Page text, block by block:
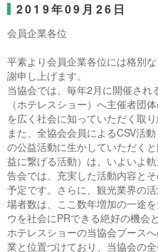
2019年09月26日
会員企業各位
平素より会員企業各位には格別
謝申し上げます。
当協会では、毎年2月に開催され
（ホテレスショー）へ主催者団
を広く社会に知っていただく取り
また、全協会会員によるCSV活
の公益活動に生かしていただく
益に繋げる活動）は、いよいよ軌
告会では、充実した活動内容と
予定です。さらに、観光業界の
場者数は、ここ数年増加の一途
ウを社会にPRできる絶好の機会
ホテレスショーの当協会ブースへ
業と位置づけており、当協会の